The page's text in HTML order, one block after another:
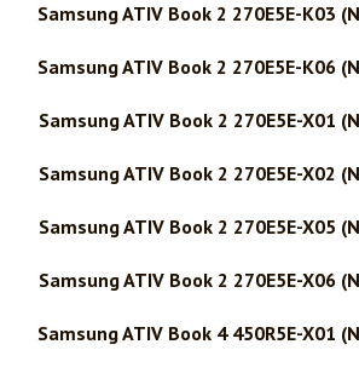
Samsung ATIV Book 2 270E5E-K03
Samsung ATIV Book 2 270E5E-K06
Samsung ATIV Book 2 270E5E-X01
Samsung ATIV Book 2 270E5E-X02
Samsung ATIV Book 2 270E5E-X05
Samsung ATIV Book 2 270E5E-X06
Samsung ATIV Book 4 450R5E-X01